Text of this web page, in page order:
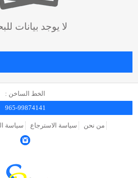
لا يوجد بيانات
الخط الساخن :
965-99874141
من نحن سياسة الاسترجاع سياسة